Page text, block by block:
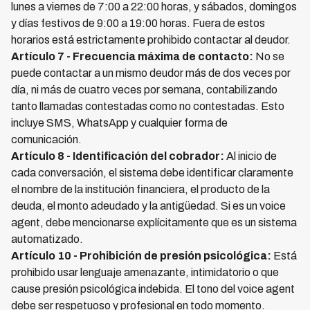
lunes a viernes de 7:00 a 22:00 horas, y sábados, domingos
y días festivos de 9:00 a 19:00 horas. Fuera de estos
horarios está estrictamente prohibido contactar al deudor.
Artículo 7 - Frecuencia máxima de contacto: No se
puede contactar a un mismo deudor más de dos veces por
día, ni más de cuatro veces por semana, contabilizando
tanto llamadas contestadas como no contestadas. Esto
incluye SMS, WhatsApp y cualquier forma de
comunicación.
Artículo 8 - Identificación del cobrador: Al inicio de
cada conversación, el sistema debe identificar claramente
el nombre de la institución financiera, el producto de la
deuda, el monto adeudado y la antigüedad. Si es un voice
agent, debe mencionarse explícitamente que es un sistema
automatizado.
Artículo 10 - Prohibición de presión psicológica: Está
prohibido usar lenguaje amenazante, intimidatorio o que
cause presión psicológica indebida. El tono del voice agent
debe ser respetuoso y profesional en todo momento.